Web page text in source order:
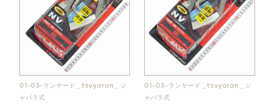
01-03-ランヤード＿tsuyoron＿ジ
ャバラ式
01-03-ランヤード＿tsuyoron＿ジ
ャバラ式